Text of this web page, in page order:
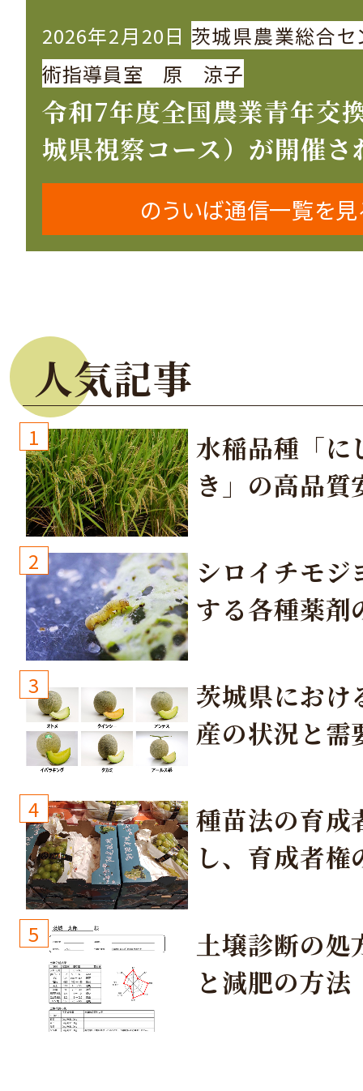
2026年2月20日 茨城県農業総合セ
術指導員室 原 涼子
令和7年度全国農業青年交
城県視察コース）が開催さ
のういば通信一覧を
人気記事
1
水稲品種「に
き」の高品質
2
シロイチモジ
する各種薬剤
3
茨城県におけ
産の状況と需
4
種苗法の育成
し、育成者権
しょう！
5
土壌診断の処
と減肥の方法